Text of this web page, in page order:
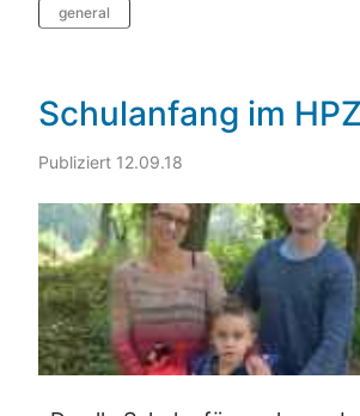
general
Schulanfang im HPZ
Publiziert 12.09.18